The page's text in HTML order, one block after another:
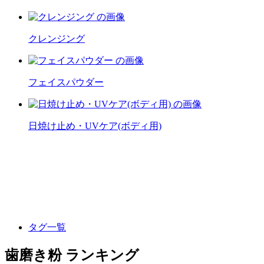
クレンジング
フェイスパウダー
日焼け止め・UVケア(ボディ用)
タグ一覧
歯磨き粉 ランキング